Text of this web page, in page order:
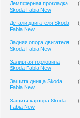
Демпферная прокладка
Skoda Fabia New
(
Детали двигателя Skoda
Fabia New
(
Задняя опора двигателя
Skoda Fabia New
(
Заливная горловина
Skoda Fabia New
(
Защита днища Skoda
Fabia New
(
Защита картера Skoda
Fabia New
(